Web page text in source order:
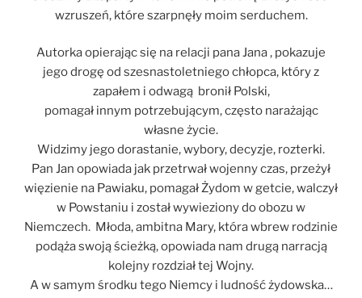
wzruszeń, które szarpnęły moim serduchem.
Autorka opierając się na relacji pana Jana , pokazuje
jego drogę od szesnastoletniego chłopca, który z
zapałem i odwagą bronił Polski,
pomagał innym potrzebującym, często narażając
własne życie.
Widzimy jego dorastanie, wybory, decyzje, rozterki.
Pan Jan opowiada jak przetrwał wojenny czas, przeżył
więzienie na Pawiaku, pomagał Żydom w getcie, walczył
w Powstaniu i został wywieziony do obozu w
Niemczech. Młoda, ambitna Mary, która wbrew rodzinie
podąża swoją ścieżką, opowiada nam drugą narracją
kolejny rozdział tej Wojny.
A w samym środku tego Niemcy i ludność żydowska…